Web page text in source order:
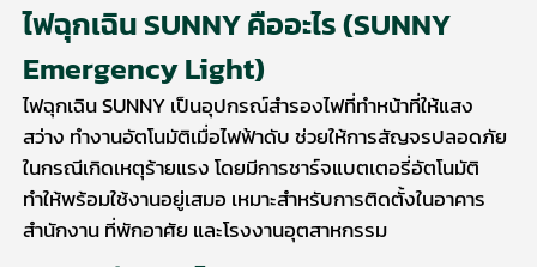
ไฟฉุกเฉิน SUNNY คืออะไร (SUNNY
Emergency Light)
ไฟฉุกเฉิน SUNNYเป็นอุปกรณ์สำรองไฟที่ทำหน้าที่ให้แสง
สว่าง ทำงานอัตโนมัติเมื่อไฟฟ้าดับ ช่วยให้การสัญจรปลอดภัย
ในกรณีเกิดเหตุร้ายแรง โดยมีการชาร์จแบตเตอรี่อัตโนมัติ
ทำให้พร้อมใช้งานอยู่เสมอ เหมาะสำหรับการติดตั้งในอาคาร
สำนักงาน ที่พักอาศัย และโรงงานอุตสาหกรรม